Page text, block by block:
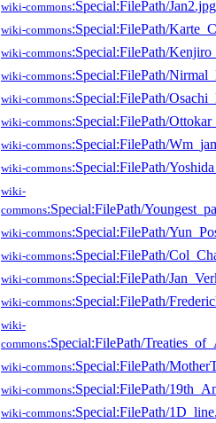
wiki-commons:Special:FilePath/Jan2.jpg
wiki-commons:Special:FilePath/
wiki-commons:Special:FilePath/
wiki-commons:Special:FilePath/
wiki-commons:Special:FilePath/
wiki-commons:Special:FilePath/
wiki-commons:Special:FilePath/
wiki-commons:Special:FilePath/
wiki-
commons:Special:FilePath/
wiki-commons:Special:FilePath/
wiki-commons:Special:FilePath/
wiki-commons:Special:FilePath/
wiki-commons:Special:FilePath/
wiki-
commons:Special:FilePath/
wiki-commons:Special:FilePath/
wiki-commons:Special:FilePath/
wiki-commons:Special:FilePath/